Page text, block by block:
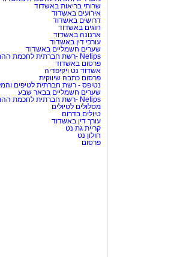
שרותי בריאות באשדוד
אירועים באשדוד
דרושים באשדוד
חוגים באשדוד
ארנונה באשדוד
עורכי דין באשדוד
שערים חשמליים באשדוד
Netips -רשת חברתית לחכמת ההמונים
פרסום באשדוד
אשדוד נט ויקיפדיה
פרסום כתבה שיווקית
נטיפס - רשת חברתית לטיפים
שערים חשמליים בבאר שבע
Netips -רשת חברתית לחכמת ההמונים
מסלולים לטיולים
טיולים בדרום
עורך דין באשדוד
קריית גת נט
חולון נט
פרסום